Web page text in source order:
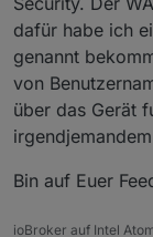
dafür habe ich
genannt
von
über das Gerät
Bin auf Euer
ioBroker auf Intel